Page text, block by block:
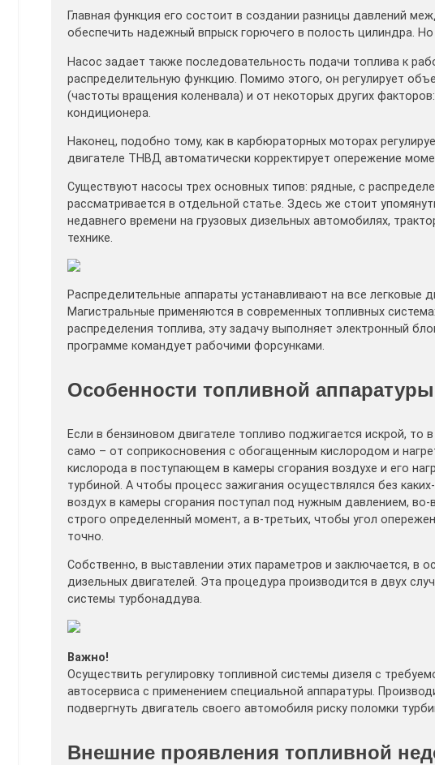
Главная функция его состоит в создании разницы давлений
обеспечить надежный впрыск горючего в полость цилиндра. Но
Насос задает также последовательность подачи топлива к
распределительную функцию. Помимо этого, он регулирует
(частоты вращения коленвала) и от некоторых других
кондиционера.
Наконец, подобно тому, как в карбюраторных моторах
двигателе ТНВД автоматически корректирует опережение
Существуют насосы трех основных типов: рядные, с
рассматривается в отдельной статье. Здесь же стоит
недавнего времени на грузовых дизельных автомобилях,
технике.
Распределительные аппараты устанавливают на все легковые
Магистральные применяются в современных топливных
распределения топлива, эту задачу выполняет электронный
программе командует рабочими форсунками.
Особенности топливной
Если в бензиновом двигателе топливо поджигается искрой,
само – от соприкосновения с обогащенным кислородом и
кислорода в поступающем в камеры сгорания воздухе и его
турбиной. А чтобы процесс зажигания осуществлялся без
воздух в камеры сгорания поступал под нужным давлением,
строго определенный момент, а в-третьих, чтобы угол
точно.
Собственно, в выставлении этих параметров и заключается, в
дизельных двигателей. Эта процедура производится в двух
системы турбонаддува.
Важно!
Осуществить регулировку топливной системы дизеля с
автосервиса с применением специальной аппаратуры.
подвергнуть двигатель своего автомобиля риску поломки
Внешние проявления топливной